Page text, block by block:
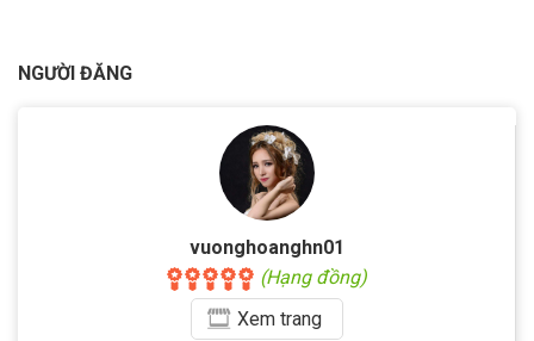
NGƯỜI ĐĂNG
vuonghoanghn01
(Hạng đồng)
Xemtrang